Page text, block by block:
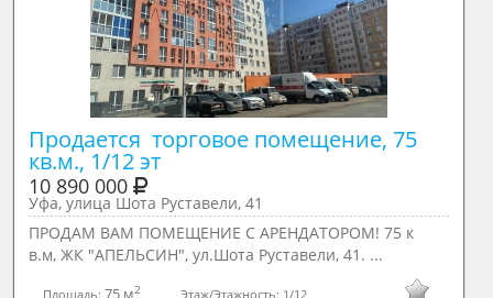
Продается  торговое помещение, 75
кв.м., 1/12 эт
10 890 000
Уфа, улица Шота Руставели, 41
ПРОДАМ ВАМ ПОМЕЩЕНИЕ С АРЕНДАТОРОМ! 75 к
в.м, ЖК "АПЕЛЬСИН", ул.Шота Руставели, 41. ...
Площадь: 75 м2 Этаж/Этажность: 1/12